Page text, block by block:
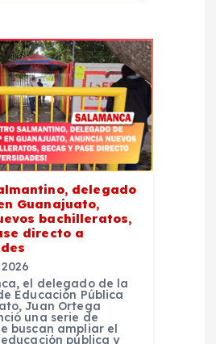
delegado
Guanajuato,
bachilleratos,
directo a
el delegado de la
Educación Pública
Juan Ortega
una serie de
buscan ampliar el
pública y